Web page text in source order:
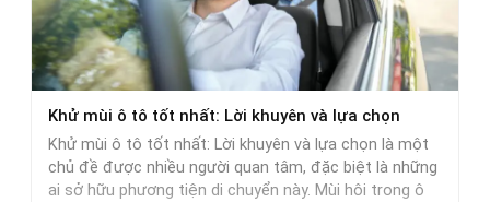
kính
xe
ô
tô:
Giải
pháp
Khử mùi ô tô tốt nhất: Lời khuyên và lựa chọn
Khử mùi ô tô tốt nhất: Lời khuyên và lựa chọn là một
chủ đề được nhiều người quan tâm, đặc biệt là những
ai sở hữu phương tiện di chuyển này. Mùi hôi trong ô